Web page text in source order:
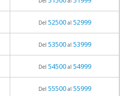
Del 52500al 52999
Del 53500al 53999
Del 54500al 54999
Del 55500al 55999